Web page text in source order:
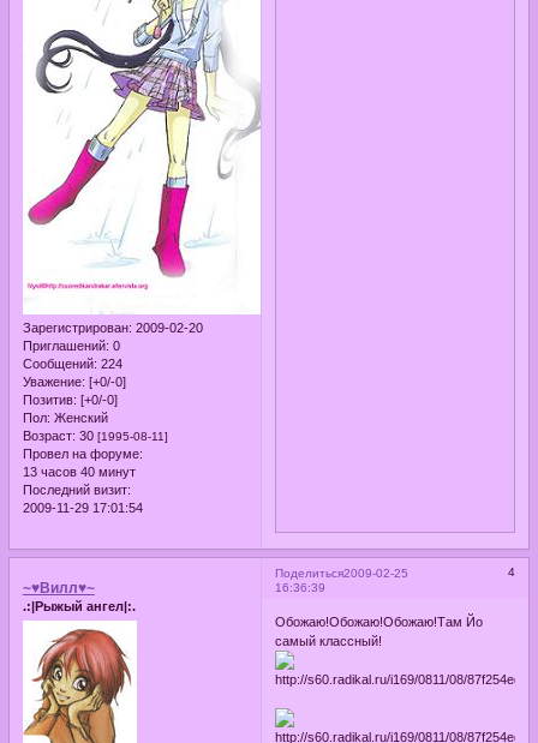
Зарегистрирован: 2009-02-20
Приглашений: 0
Сообщений: 224
Уважение: [+0/-0]
Позитив: [+0/-0]
Пол: Женский
Возраст: 30 [1995-08-11]
Провел на форуме:
13 часов 40 минут
Последний визит:
2009-11-29 17:01:54
Поделиться 4
2009-02-25
16:36:39
~♥Вилл♥~
.:|Рыжый ангел|:.
Обожаю!Обожаю!Обожаю!Там Йо
самый классный!